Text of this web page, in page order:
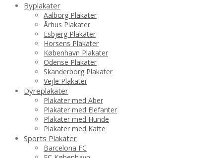
Byplakater
Aalborg Plakater
Århus Plakater
Esbjerg Plakater
Horsens Plakater
København Plakater
Odense Plakater
Skanderborg Plakater
Vejle Plakater
Dyreplakater
Plakater med Aber
Plakater med Elefanter
Plakater med Hunde
Plakater med Katte
Sports Plakater
Barcelona FC